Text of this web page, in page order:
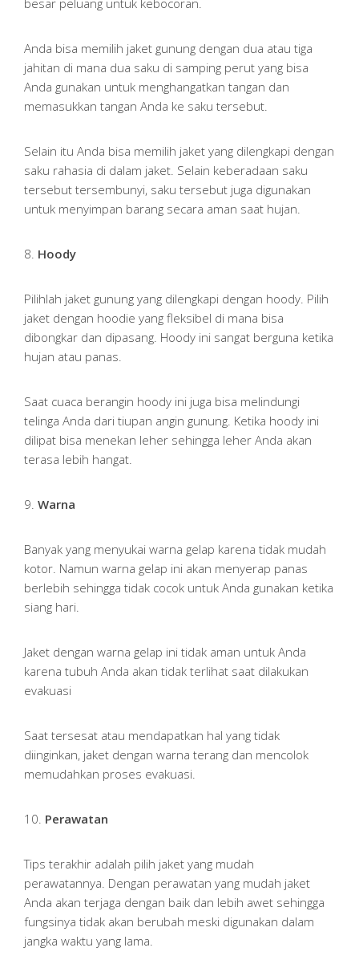
Anda bisa memilih jaket gunung dengan dua atau tiga
jahitan di mana dua saku di samping perut yang bisa
Anda gunakan untuk menghangatkan tangan dan
memasukkan tangan Anda ke saku tersebut.
Selain itu Anda bisa memilih jaket yang dilengkapi dengan
saku rahasia di dalam jaket. Selain keberadaan saku
tersebut tersembunyi, saku tersebut juga digunakan
untuk menyimpan barang secara aman saat hujan.
8. Hoody
Pilihlah jaket gunung yang dilengkapi dengan hoody. Pilih
jaket dengan hoodie yang fleksibel di mana bisa
dibongkar dan dipasang. Hoody ini sangat berguna ketika
hujan atau panas.
Saat cuaca berangin hoody ini juga bisa melindungi
telinga Anda dari tiupan angin gunung. Ketika hoody ini
dilipat bisa menekan leher sehingga leher Anda akan
terasa lebih hangat.
9. Warna
Banyak yang menyukai warna gelap karena tidak mudah
kotor. Namun warna gelap ini akan menyerap panas
berlebih sehingga tidak cocok untuk Anda gunakan ketika
siang hari.
Jaket dengan warna gelap ini tidak aman untuk Anda
karena tubuh Anda akan tidak terlihat saat dilakukan
evakuasi
Saat tersesat atau mendapatkan hal yang tidak
diinginkan, jaket dengan warna terang dan mencolok
memudahkan proses evakuasi.
10. Perawatan
Tips terakhir adalah pilih jaket yang mudah
perawatannya. Dengan perawatan yang mudah jaket
Anda akan terjaga dengan baik dan lebih awet sehingga
fungsinya tidak akan berubah meski digunakan dalam
jangka waktu yang lama.